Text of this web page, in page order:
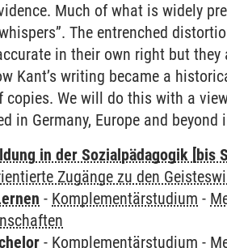
Much of what is widely
The entrenched
in their own right but
Kant’s writing became a
We will do this with a
in Germany, Europe and beyond
in der Sozialpädagogik [bis
Zugänge zu den
- Komplementärstudium -
- Komplementärstudium -